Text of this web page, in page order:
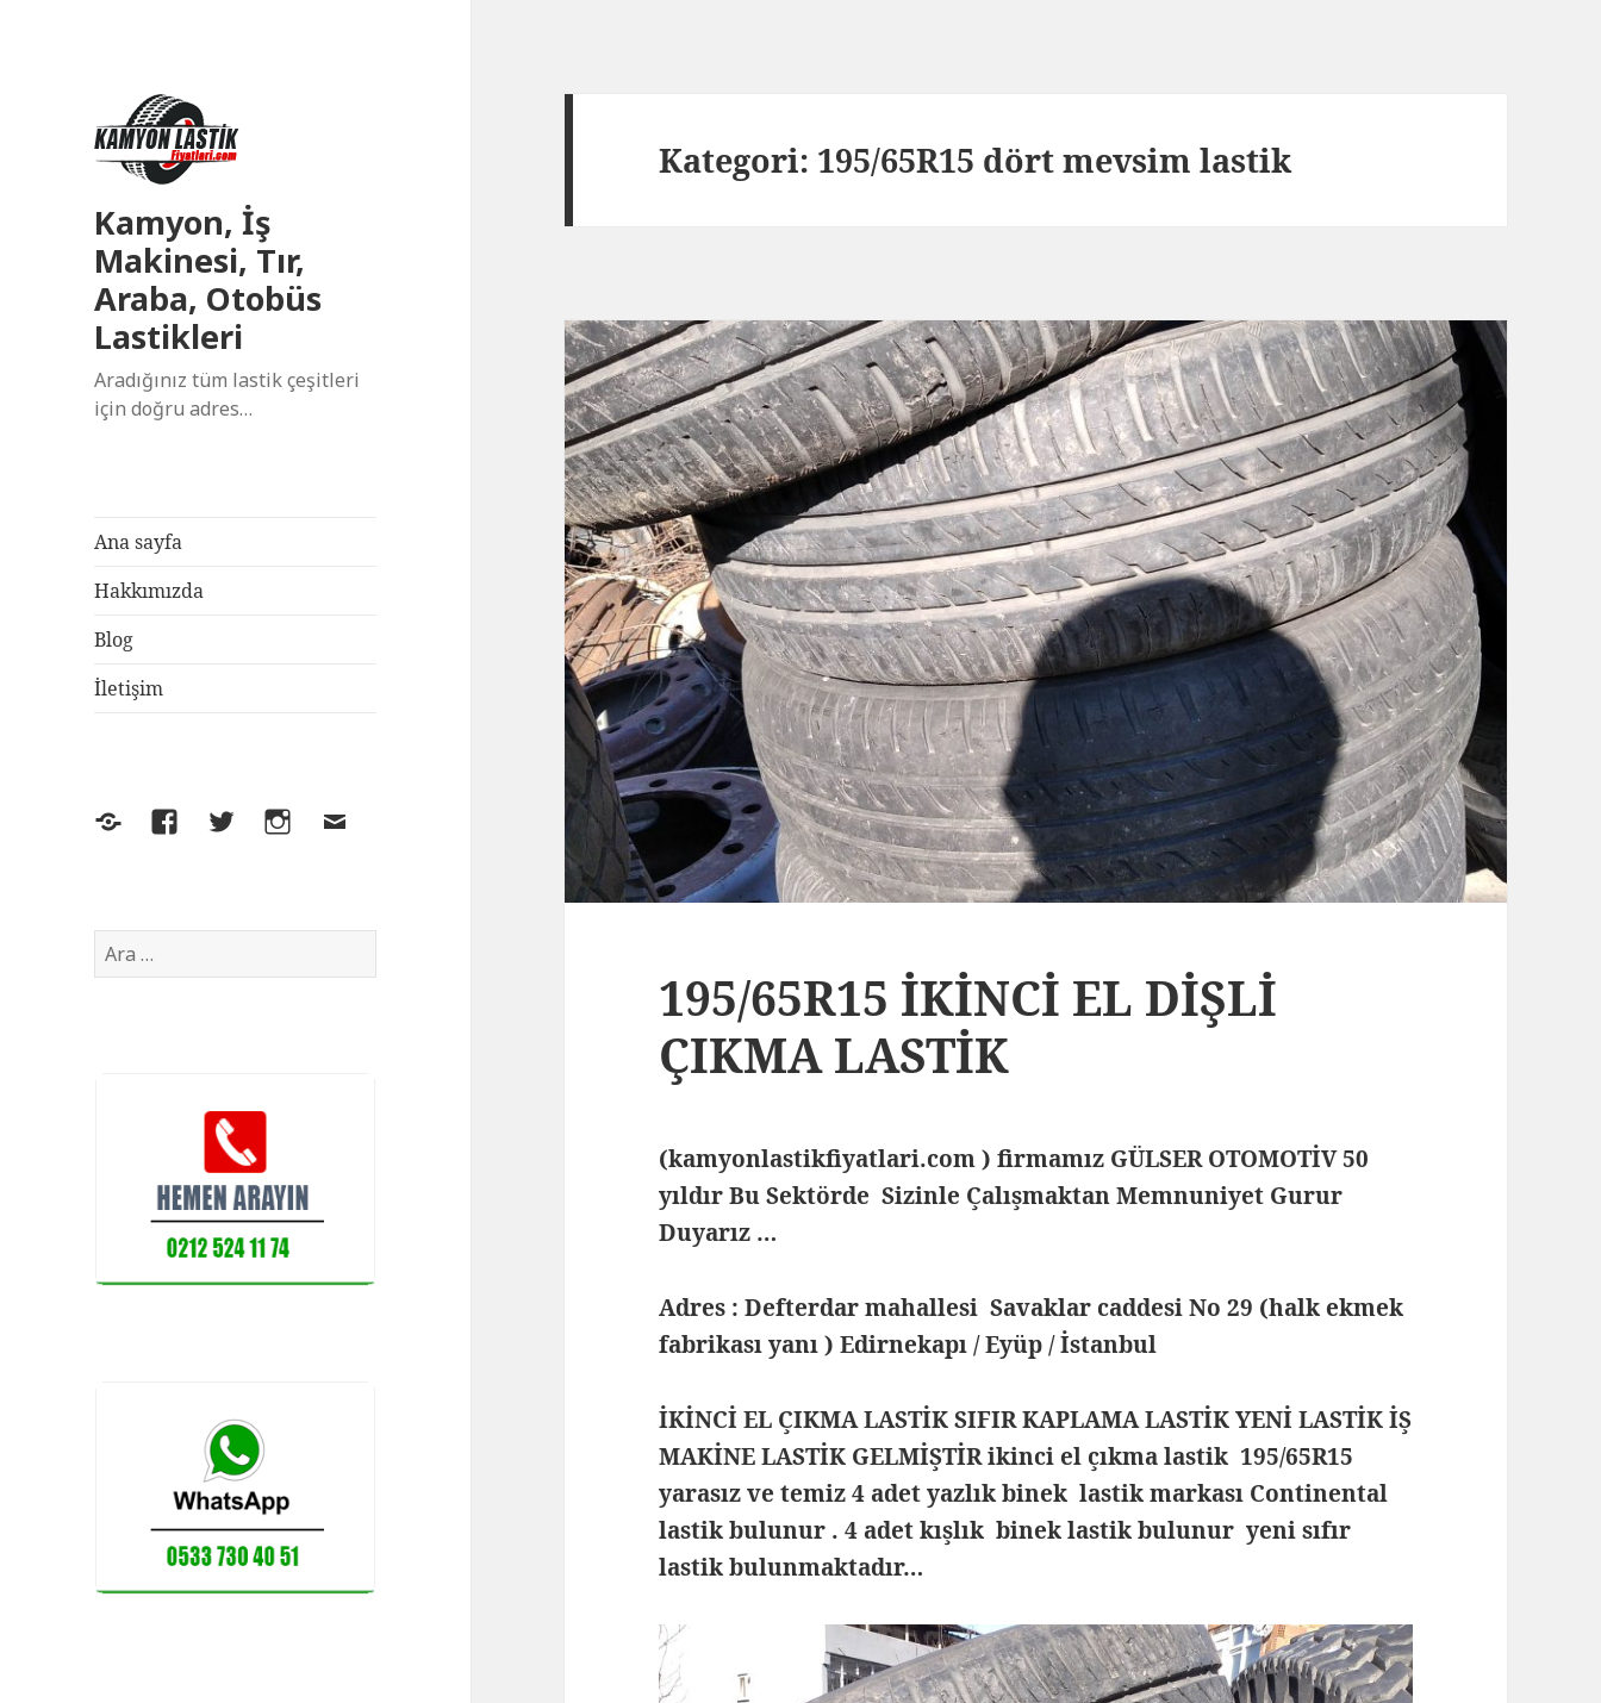
Kamyon, İş
Makinesi, Tır,
Araba, Otobüs
Lastikleri
Aradığınız tüm lastik çeşitleri
için doğru adres…
Ana sayfa
Hakkımızda
Blog
İletişim
Yelp FacebookTwitterInstagram
E-
Arama:
Kategori: 195/65R15 dört mevsim lastik
195/65R15 İKİNCİ EL DİŞLİ
ÇIKMA LASTİK
(kamyonlastikfiyatlari.com ) firmamız GÜLSER OTOMOTİV 50
yıldır Bu Sektörde Sizinle Çalışmaktan Memnuniyet Gurur
Duyarız …
Adres : Defterdar mahallesi Savaklar caddesi No 29 (halk ekmek
fabrikası yanı ) Edirnekapı / Eyüp / İstanbul
İKİNCİ EL ÇIKMA LASTİK SIFIR KAPLAMA LASTİK YENİ LASTİK İŞ
MAKİNE LASTİK GELMİŞTİR ikinci el çıkma lastik 195/65R15
yarasız ve temiz 4 adet yazlık binek lastik markası Continental
lastik bulunur . 4 adet kışlık binek lastik bulunur yeni sıfır
lastik bulunmaktadır…